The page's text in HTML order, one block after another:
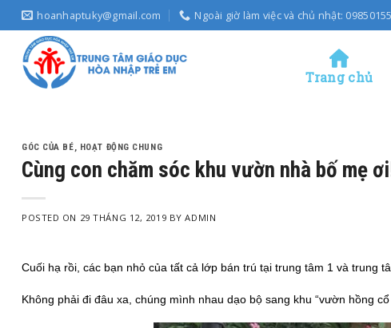
Skip
to
content
hoanhaptuky@gmail.com Ngoài giờ làm việc và chủ nhật:
Trang chủ
GÓC CỦA BÉ, HOẠT ĐỘNG CHUNG
Cùng con chăm sóc khu vườn nhà bố mẹ
POSTED ON 29 THÁNG 12, 2019 BYADMIN
Cuối hạ rồi, các bạn nhỏ của tất cả lớp bán trú tại trung tâm 1 và trung
Không phải đi đâu xa, chúng mình nhau dạo bộ sang khu “vườn hồng